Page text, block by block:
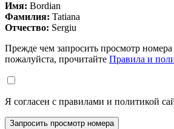
Имя: Bordian
Фамилия: Tatiana
Отчество: Sergiu
Прежде чем запросить просмотр номера
пожалуйста, прочитайте Правила и
Я согласен с правилами и политикой
Запросить просмотр номера